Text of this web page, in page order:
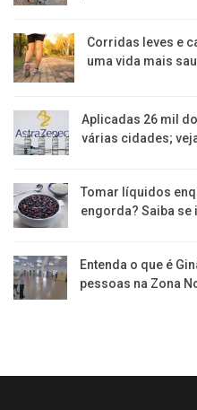
Corridas leves e
uma vida mais
Aplicadas 26 mil
várias cidades;
Tomar líquidos
engorda? Saiba
Entenda o que é
pessoas na Zona